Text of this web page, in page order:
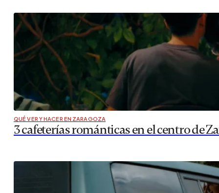
QUÉ VER Y HACER EN ZARAGOZA
3 cafeterías románticas en el centro de